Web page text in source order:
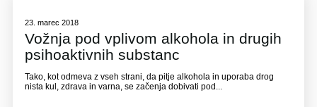
23. marec 2018
Vožnja pod vplivom alkohola in drugih
psihoaktivnih substanc
Tako, kot odmeva z vseh strani, da pitje alkohola in uporaba drog
nista kul, zdrava in varna, se začenja dobivati pod...